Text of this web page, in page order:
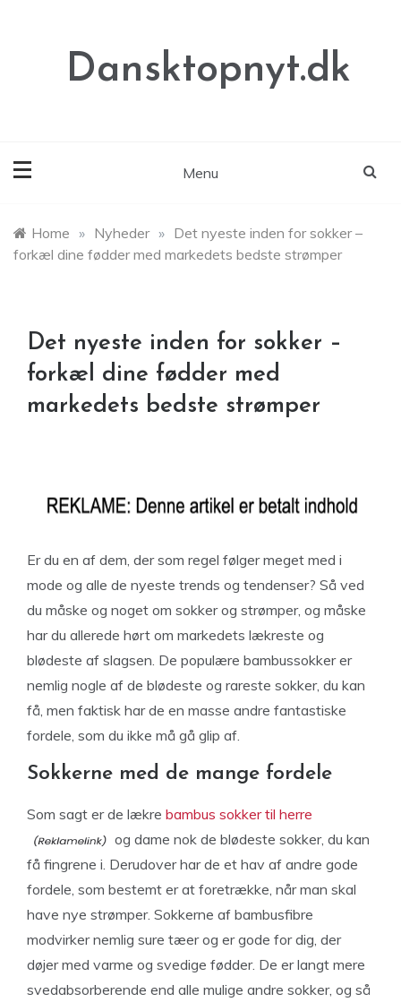
Dansktopnyt.dk
Menu
Home » Nyheder » Det nyeste inden for sokker –
forkæl dine fødder med markedets bedste strømper
Det nyeste inden for sokker –
forkæl dine fødder med
markedets bedste strømper
Er du en af dem, der som regel følger meget med i
mode og alle de nyeste trends og tendenser? Så ved
du måske og noget om sokker og strømper, og måske
har du allerede hørt om markedets lækreste og
blødeste af slagsen. De populære bambussokker er
nemlig nogle af de blødeste og rareste sokker, du kan
få, men faktisk har de en masse andre fantastiske
fordele, som du ikke må gå glip af.
Sokkerne med de mange fordele
Som sagt er de lækre bambus sokker til herre
og dame nok de blødeste sokker, du kan
få fingrene i. Derudover har de et hav af andre gode
fordele, som bestemt er at foretrække, når man skal
have nye strømper. Sokkerne af bambusfibre
modvirker nemlig sure tæer og er gode for dig, der
døjer med varme og svedige fødder. De er langt mere
svedabsorberende end alle mulige andre sokker, og så